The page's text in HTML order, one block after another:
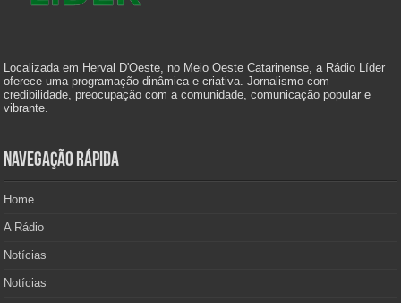
Localizada em Herval D'Oeste, no Meio Oeste Catarinense, a Rádio Líder
oferece uma programação dinâmica e criativa. Jornalismo com
credibilidade, preocupação com a comunidade, comunicação popular e
vibrante.
Navegação Rápida
Home
A Rádio
Notícias
Notícias